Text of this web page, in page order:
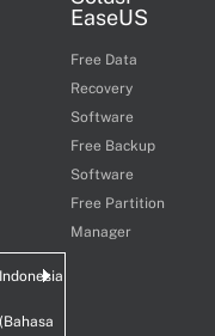
EaseUS
Free Data
Recovery
Software
Free Backup
Software
Free Partition
Manager
Indonesia
(Bahasa